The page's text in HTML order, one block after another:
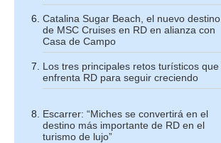
Catalina Sugar Beach, el nuevo destino
de MSC Cruises en RD en alianza con
Casa de Campo
Los tres principales retos turísticos que
enfrenta RD para seguir creciendo
Escarrer: “Miches se convertirá en el
destino más importante de RD en el
turismo de lujo”